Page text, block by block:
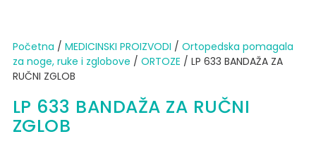
Početna / MEDICINSKI PROIZVODI / Ortopedska pomagala
za noge, ruke i zglobove / ORTOZE / LP 633 BANDAŽA ZA
RUČNI ZGLOB
LP 633 BANDAŽA ZA RUČNI
ZGLOB